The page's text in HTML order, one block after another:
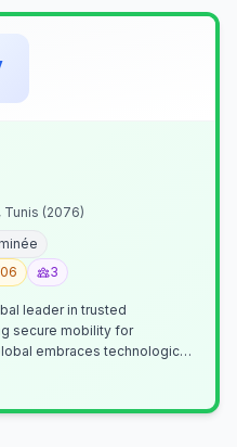
Tunis (2076)
3
secure mobility for
embraces technological